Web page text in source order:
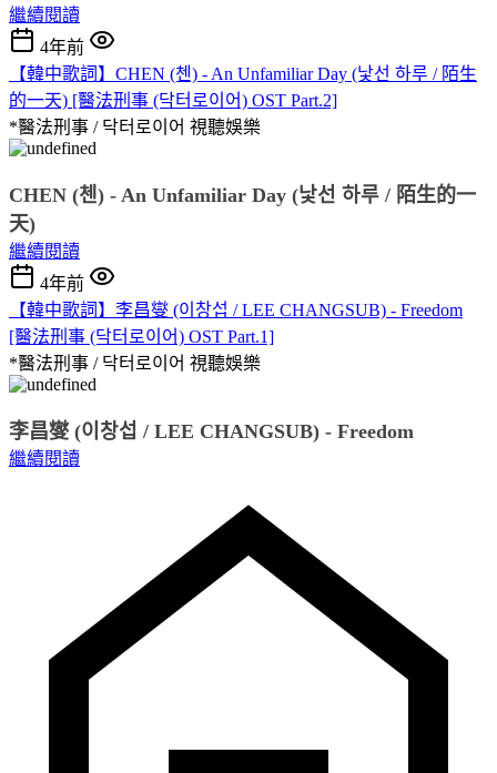
繼續閱讀
4年前
【韓中歌詞】CHEN (첸) - An Unfamiliar Day (낯선 하루 / 陌生
的一天) [醫法刑事 (닥터로이어) OST Part.2]
*醫法刑事 / 닥터로이어 視聽娛樂
CHEN (첸) - An Unfamiliar Day (낯선 하루 / 陌生的一
天)
繼續閱讀
4年前
【韓中歌詞】李昌燮 (이창섭 / LEE CHANGSUB) - Freedom
[醫法刑事 (닥터로이어) OST Part.1]
*醫法刑事 / 닥터로이어 視聽娛樂
李昌燮 (이창섭 / LEE CHANGSUB) - Freedom
繼續閱讀